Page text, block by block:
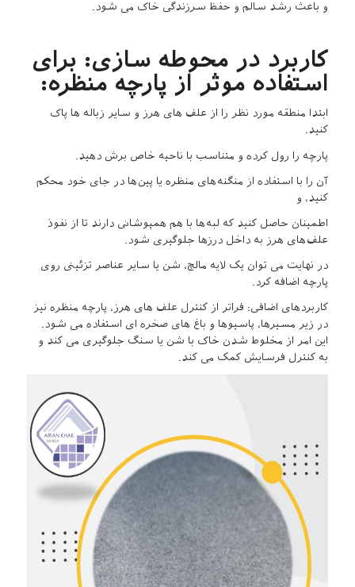
و باعث رشد سالم و حفظ سرزندگی خاک می شود.
کاربرد در محوطه سازی: برای
استفاده موثر از پارچه منظره:
ابتدا منطقه مورد نظر را از علف های هرز و سایر زباله ها پاک
کنید.
پارچه را رول کرده و متناسب با ناحیه خاص برش دهید.
آن را با استفاده از منگنه‌های منظره یا پین‌ها در جای خود محکم
کنید، و
اطمینان حاصل کنید که لبه‌ها با هم همپوشانی دارند تا از نفوذ
علف‌های هرز به داخل درزها جلوگیری شود.
در نهایت می توان یک لایه مالچ، شن یا سایر عناصر تزئینی روی
پارچه اضافه کرد.
کاربردهای اضافی: فراتر از کنترل علف های هرز، پارچه منظره نیز
در زیر مسیرها، پاسیوها و باغ های صخره ای استفاده می شود.
این امر از مخلوط شدن خاک با شن یا سنگ جلوگیری می کند و
به کنترل فرسایش کمک می کند.